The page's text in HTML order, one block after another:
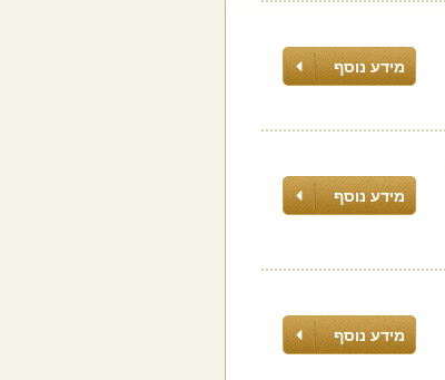
מידע נוסף
מידע נוסף
מידע נוסף